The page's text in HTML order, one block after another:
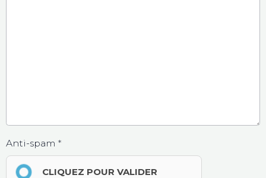
Anti-spam
CLIQUEZ POUR VALIDER